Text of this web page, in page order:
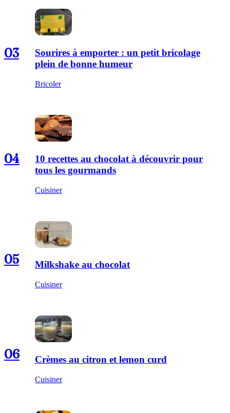
03
Sourires à emporter : un petit bricolage
plein de bonne humeur
Bricoler
04
10 recettes au chocolat à découvrir pour
tous les gourmands
Cuisiner
05 Milkshake au chocolat
Cuisiner
06 Crèmes au citron et lemon curd
Cuisiner